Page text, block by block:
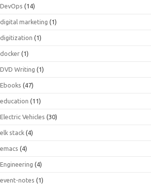
DevOps (14)
digital marketing (1)
digitization (1)
docker (1)
DVD Writing (1)
Ebooks (47)
education (11)
Electric Vehicles (30)
elk stack (4)
emacs (4)
Engineering (4)
event-notes (1)